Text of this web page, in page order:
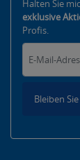
Halten Sie
exklusive
Profis.
Bleiben